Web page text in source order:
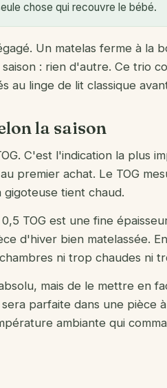
chose qui recouvre le bébé.
Un matelas ferme à la
: rien d'autre. Ce trio
au linge de lit classique
la saison
C'est l'indication la plus
premier achat. Le TOG
tient chaud.
TOG est une fine
d'hiver bien matelassée.
ni trop chaudes ni
mais de le mettre en
parfaite dans une pièce
ambiante qui